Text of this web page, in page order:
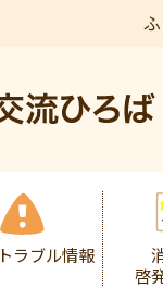
ラブル情報
啓